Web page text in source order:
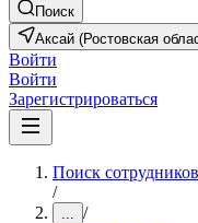
Поиск
Аксай (Ростовская
Войти
Войти
Зарегистрироваться
Поиск
/
... /